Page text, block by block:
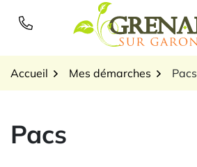
Logo
Accueil Mes démarches Pacs
Pacs